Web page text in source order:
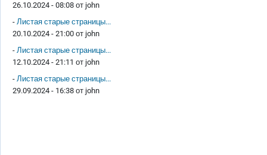
26.10.2024 - 08:08 от john
- Листая старые страницы...
20.10.2024 - 21:00 от john
- Листая старые страницы...
12.10.2024 - 21:11 от john
- Листая старые страницы...
29.09.2024 - 16:38 от john